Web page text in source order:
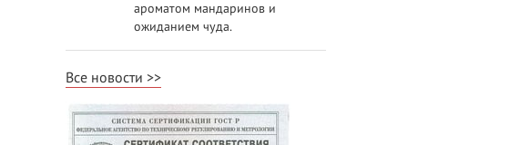
ароматом мандаринов и
ожиданием чуда.
Все новости